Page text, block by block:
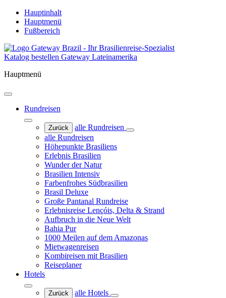
Hauptinhalt
Hauptmenü
Fußbereich
Katalog bestellen Gateway Lateinamerika
Hauptmenü
Rundreisen
Zurück
alle Rundreisen
alle Rundreisen
Höhepunkte Brasiliens
Erlebnis Brasilien
Wunder der Natur
Brasilien Intensiv
Farbenfrohes Südbrasilien
Brasil Deluxe
Große Pantanal Rundreise
Erlebnisreise Lençóis, Delta & Strand
Aufbruch in die Neue Welt
Bahia Pur
1000 Meilen auf dem Amazonas
Mietwagenreisen
Kombireisen mit Brasilien
Reiseplaner
Hotels
Zurück
alle Hotels